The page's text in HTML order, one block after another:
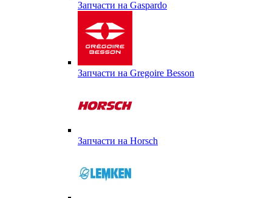
Запчасти на Gaspardo
Запчасти на Gregoire Besson
Запчасти на Horsch